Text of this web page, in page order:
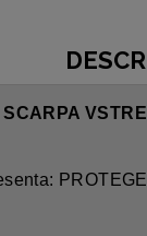
SCARPA